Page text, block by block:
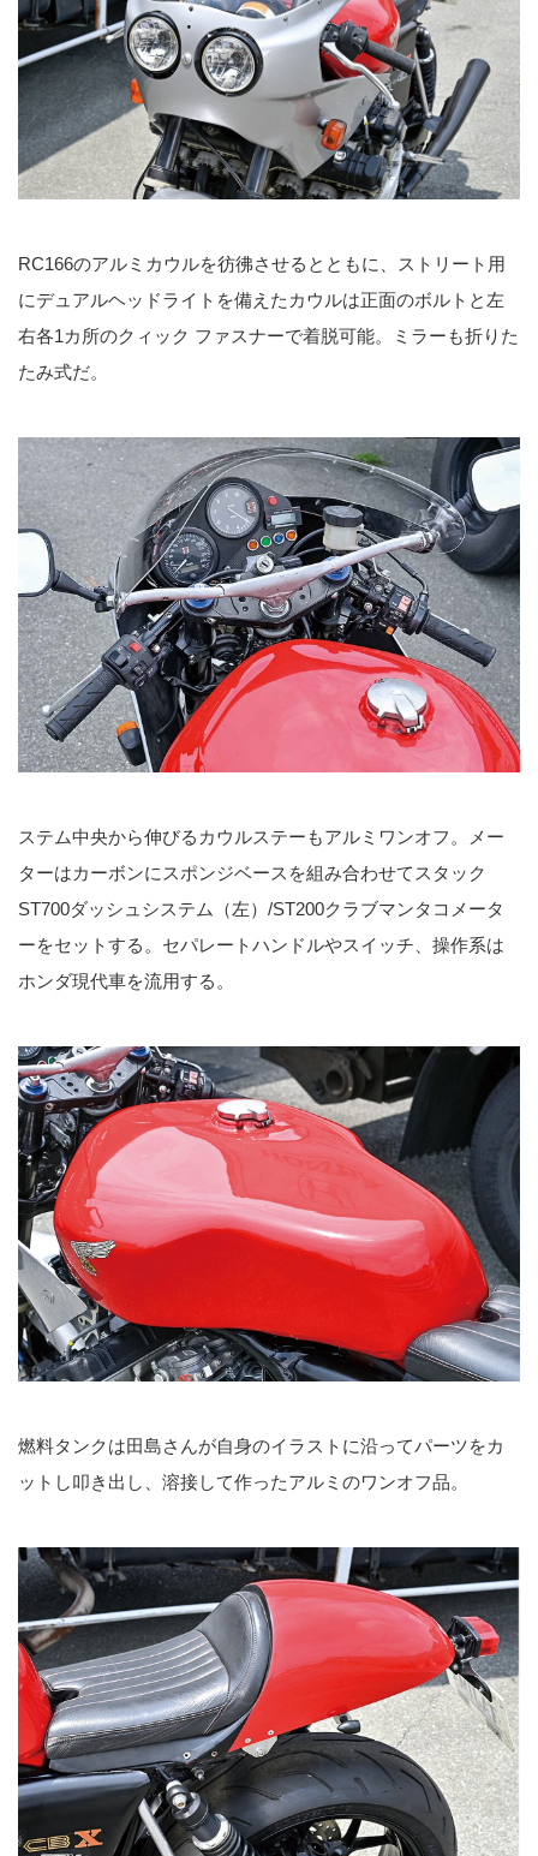
RC166のアルミカウルを彷彿させるとともに、ストリート用
にデュアルヘッドライトを備えたカウルは正面のボルトと左
右各1カ所のクィック ファスナーで着脱可能。ミラーも折りた
たみ式だ。
ステム中央から伸びるカウルステーもアルミワンオフ。メー
ターはカーボンにスポンジベースを組み合わせてスタック
ST700ダッシュシステム（左）/ST200クラブマンタコメータ
ーをセットする。セパレートハンドルやスイッチ、操作系は
ホンダ現代車を流用する。
燃料タンクは田島さんが自身のイラストに沿ってパーツをカ
ットし叩き出し、溶接して作ったアルミのワンオフ品。